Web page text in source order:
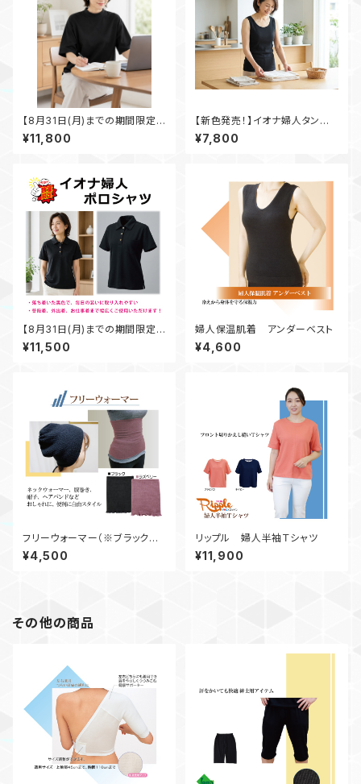
【8月31日(月)までの期間限定
商品】スタンドネックシャツ 黒
¥11,800
【新色発売！】イオナ婦人タンクト
ップ 黒
¥7,800
【8月31日(月)までの期間限定
商品】イオナ婦人ポロシャツ 黒
¥11,500
婦人保温肌着 アンダーベスト
¥4,600
フリーウォーマー（※ブラックの
み）
¥4,500
リップル 婦人半袖Ｔシャツ
¥11,900
その他の商品